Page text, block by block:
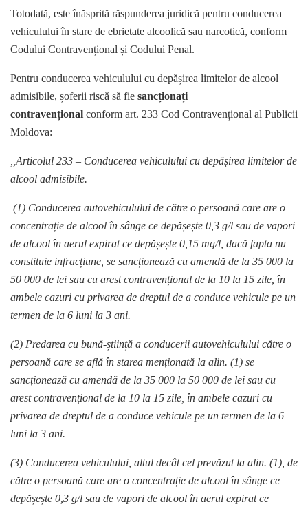
Totodată, este înăsprită răspunderea juridică pentru conducerea
vehiculului în stare de ebrietate alcoolică sau narcotică, conform
Codului Contravențional și Codului Penal.
Pentru conducerea vehiculului cu depășirea limitelor de alcool
admisibile, șoferii riscă să fie sancționați
contravențional conform art. 233 Cod Contravențional al Publicii
Moldova:
,,Articolul 233 – Conducerea vehiculului cu depășirea limitelor de
alcool admisibile.
(1) Conducerea autovehiculului de către o persoană care are o
concentrație de alcool în sânge ce depășește 0,3 g/l sau de vapori
de alcool în aerul expirat ce depășește 0,15 mg/l, dacă fapta nu
constituie infracțiune, se sancționează cu amendă de la 35 000 la
50 000 de lei sau cu arest contravențional de la 10 la 15 zile, în
ambele cazuri cu privarea de dreptul de a conduce vehicule pe un
termen de la 6 luni la 3 ani.
(2) Predarea cu bună-știință a conducerii autovehiculului către o
persoană care se află în starea menționată la alin. (1) se
sancționează cu amendă de la 35 000 la 50 000 de lei sau cu
arest contravențional de la 10 la 15 zile, în ambele cazuri cu
privarea de dreptul de a conduce vehicule pe un termen de la 6
luni la 3 ani.
(3) Conducerea vehiculului, altul decât cel prevăzut la alin. (1), de
către o persoană care are o concentrație de alcool în sânge ce
depășește 0,3 g/l sau de vapori de alcool în aerul expirat ce